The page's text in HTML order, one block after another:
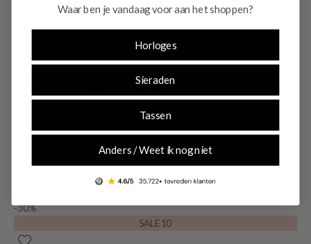
-30%
SALE10
Waar ben je vandaag voor aan het shoppen?
Horloges
Sieraden
Tassen
Anders / Weet ik nog niet